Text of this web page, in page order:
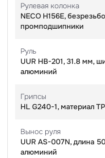
Рулевая колонка
NECO H156E,
промподшипники
Руль
UUR HB-201, 31.8 мм,
алюминий
Грипсы
HL G240-1, материал
Вынос руля
UUR AS-007N, длина
алюминий